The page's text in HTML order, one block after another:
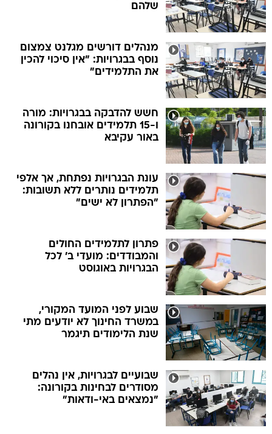
שלהם
מנהלים דורשים מגלנט צמצום
נוסף בבגרויות: "אין סיכוי להכין
את התלמידים"
חשש להדבקה בבגרויות: מורה
ו-15 תלמידים אובחנו בקורונה
באור עקיבא
עונת הבגרויות נפתחת, אך אלפי
תלמידים נותרים ללא תשובות:
"הפתרון לא ישים"
פתרון לתלמידים החולים
והמבודדים: מועדי ב' לכל
הבגרויות באוגוסט
שבוע לפני המועד המקורי,
במשרד החינוך לא יודעים מתי
שנת הלימודים תיגמר
שבועיים לבגרויות, אין נהלים
מסודרים לבחינות בקורונה:
"נמצאים באי-ודאות"